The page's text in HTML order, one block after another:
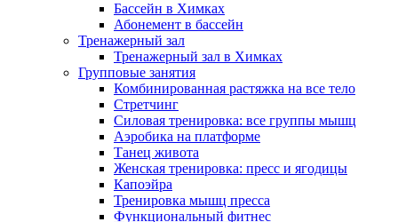
Бассейн в Химках
Абонемент в бассейн
Тренажерный зал
Тренажерный зал в Химках
Групповые занятия
Комбинированная растяжка на все тело
Стретчинг
Силовая тренировка: все группы мышц
Аэробика на платформе
Танец живота
Женская тренировка: пресс и ягодицы
Капоэйра
Тренировка мышц пресса
Функциональный фитнес